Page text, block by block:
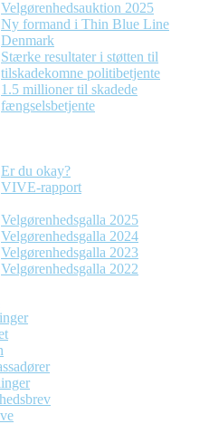
Velgørenhedsauktion 2025
Ny formand i Thin Blue Line
Denmark
Stærke resultater i støtten til
tilskadekomne politibetjente
1.5 millioner til skadede
fængselsbetjente
Er du okay?
VIVE-rapport
Velgørenhedsgalla 2025
Velgørenhedsgalla 2024
Velgørenhedsgalla 2023
Velgørenhedsgalla 2022